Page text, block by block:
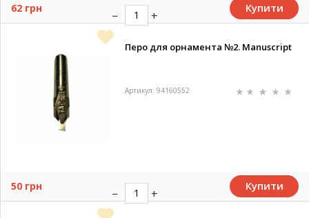
62 грн Купити
Перо для орнамента №2. Manuscript
Артикул: 94160552
50 грн Купити